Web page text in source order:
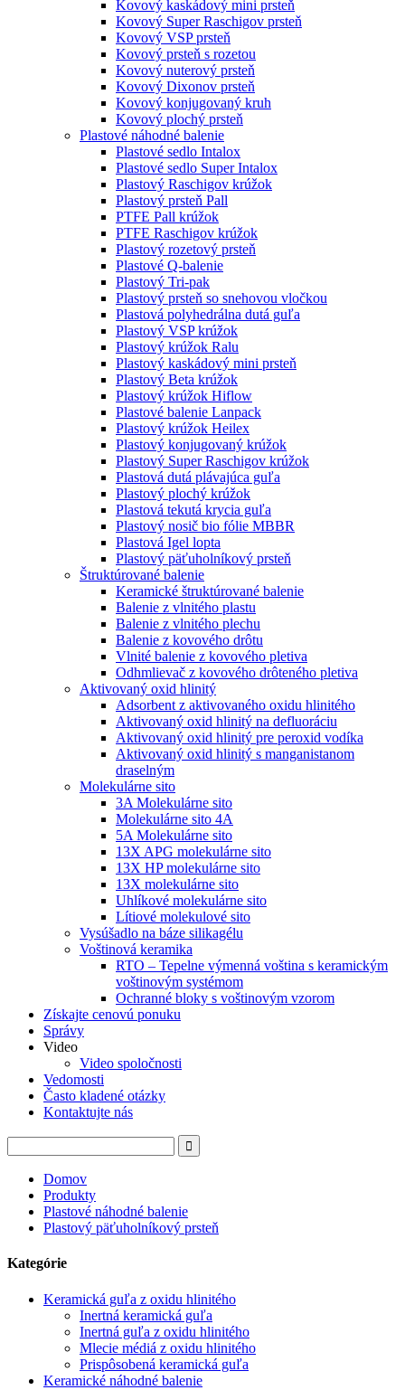
Kovový kaskádový mini prsteň
Kovový Super Raschigov prsteň
Kovový VSP prsteň
Kovový prsteň s rozetou
Kovový nuterový prsteň
Kovový Dixonov prsteň
Kovový konjugovaný kruh
Kovový plochý prsteň
Plastové náhodné balenie
Plastové sedlo Intalox
Plastové sedlo Super Intalox
Plastový Raschigov krúžok
Plastový prsteň Pall
PTFE Pall krúžok
PTFE Raschigov krúžok
Plastový rozetový prsteň
Plastové Q-balenie
Plastový Tri-pak
Plastový prsteň so snehovou vločkou
Plastová polyhedrálna dutá guľa
Plastový VSP krúžok
Plastový krúžok Ralu
Plastový kaskádový mini prsteň
Plastový Beta krúžok
Plastový krúžok Hiflow
Plastové balenie Lanpack
Plastový krúžok Heilex
Plastový konjugovaný krúžok
Plastový Super Raschigov krúžok
Plastová dutá plávajúca guľa
Plastový plochý krúžok
Plastová tekutá krycia guľa
Plastový nosič bio fólie MBBR
Plastová Igel lopta
Plastový päťuholníkový prsteň
Štruktúrované balenie
Keramické štruktúrované balenie
Balenie z vlnitého plastu
Balenie z vlnitého plechu
Balenie z kovového drôtu
Vlnité balenie z kovového pletiva
Odhmlievač z kovového drôteného pletiva
Aktivovaný oxid hlinitý
Adsorbent z aktivovaného oxidu hlinitého
Aktivovaný oxid hlinitý na defluoráciu
Aktivovaný oxid hlinitý pre peroxid vodíka
Aktivovaný oxid hlinitý s manganistanom
draselným
Molekulárne sito
3A Molekulárne sito
Molekulárne sito 4A
5A Molekulárne sito
13X APG molekulárne sito
13X HP molekulárne sito
13X molekulárne sito
Uhlíkové molekulárne sito
Lítiové molekulové sito
Vysúšadlo na báze silikagélu
Voštinová keramika
RTO – Tepelne výmenná voština s keramickým
voštinovým systémom
Ochranné bloky s voštinovým vzorom
Získajte cenovú ponuku
Správy
Video
Video spoločnosti
Vedomosti
Často kladené otázky
Kontaktujte nás
Domov
Produkty
Plastové náhodné balenie
Plastový päťuholníkový prsteň
Kategórie
Keramická guľa z oxidu hlinitého
Inertná keramická guľa
Inertná guľa z oxidu hlinitého
Mlecie médiá z oxidu hlinitého
Prispôsobená keramická guľa
Keramické náhodné balenie